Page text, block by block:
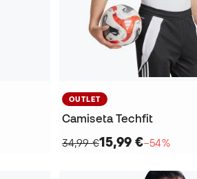
OUTLET
Camiseta Techfit
34,99 €15,99 €−54%